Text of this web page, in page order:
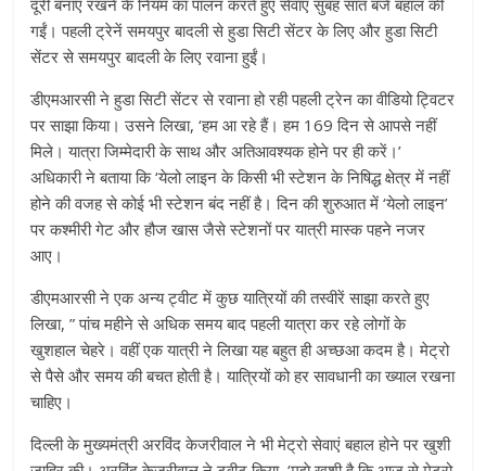
गईं। पहली ट्रेनें समयपुर बादली से हुडा सिटी सेंटर के लिए और हुडा सिटी
सेंटर से समयपुर बादली के लिए रवाना हुईं।
डीएमआरसी ने हुडा सिटी सेंटर से रवाना हो रही पहली ट्रेन का वीडियो ट्विटर
पर साझा किया। उसने लिखा, ‘हम आ रहे हैं। हम 169 दिन से आपसे नहीं
मिले। यात्रा जिम्मेदारी के साथ और अतिआवश्यक होने पर ही करें।’
अधिकारी ने बताया कि ‘येलो लाइन के किसी भी स्टेशन के निषिद्ध क्षेत्र में नहीं
होने की वजह से कोई भी स्टेशन बंद नहीं है। दिन की शुरुआत में ‘येलो लाइन’
पर कश्मीरी गेट और हौज खास जैसे स्टेशनों पर यात्री मास्क पहने नजर
आए।
डीएमआरसी ने एक अन्य ट्वीट में कुछ यात्रियों की तस्वीरें साझा करते हुए
लिखा, ” पांच महीने से अधिक समय बाद पहली यात्रा कर रहे लोगों के
खुशहाल चेहरे। वहीं एक यात्री ने लिखा यह बहुत ही अच्छआ कदम है। मेट्रो
से पैसे और समय की बचत होती है। यात्रियों को हर सावधानी का ख्याल रखना
चाहिए।
दिल्ली के मुख्यमंत्री अरविंद केजरीवाल ने भी मेट्रो सेवाएं बहाल होने पर खुशी